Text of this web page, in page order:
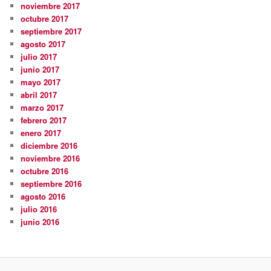
noviembre 2017
octubre 2017
septiembre 2017
agosto 2017
julio 2017
junio 2017
mayo 2017
abril 2017
marzo 2017
febrero 2017
enero 2017
diciembre 2016
noviembre 2016
octubre 2016
septiembre 2016
agosto 2016
julio 2016
junio 2016